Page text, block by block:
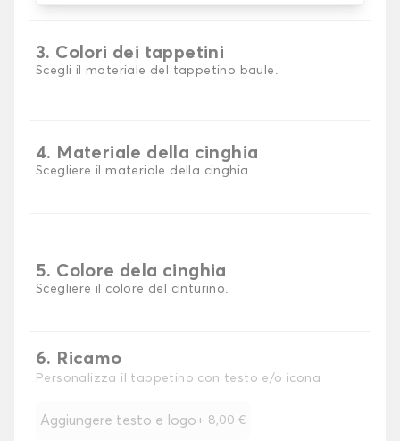
3. Colori dei tappetini
Scegli il materiale del tappetino baule.
4. Materiale della cinghia
Scegliere il materiale della cinghia.
5. Colore dela cinghia
Scegliere il colore del cinturino.
6. Ricamo
Personalizza il tappetino con testo e/o icona
Aggiungere testo e logo+ 8,00 €